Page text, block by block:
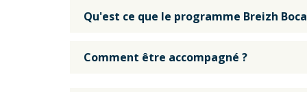
Qu'est ce que le programme Breizh
Comment être accompagné ?